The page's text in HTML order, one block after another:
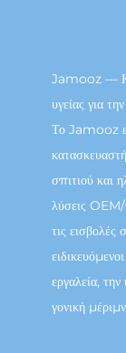
Jamooz —
υγείας για
Το Jamooz
σπιτιού και
λύσεις
τις
εργαλεία,
γονική